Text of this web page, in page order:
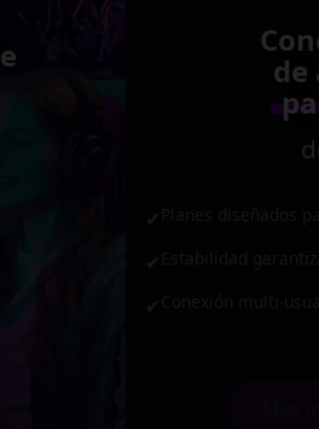
Conexión
de alta
para tu
10